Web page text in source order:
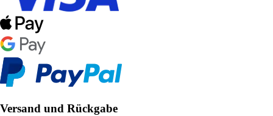
Versand und Rückgabe